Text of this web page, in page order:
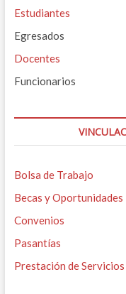
Estudiantes
Egresados
Docentes
Funcionarios
Bolsa de Trabajo
Becas y Oportunidades
Convenios
Pasantías
Prestación de Servicios